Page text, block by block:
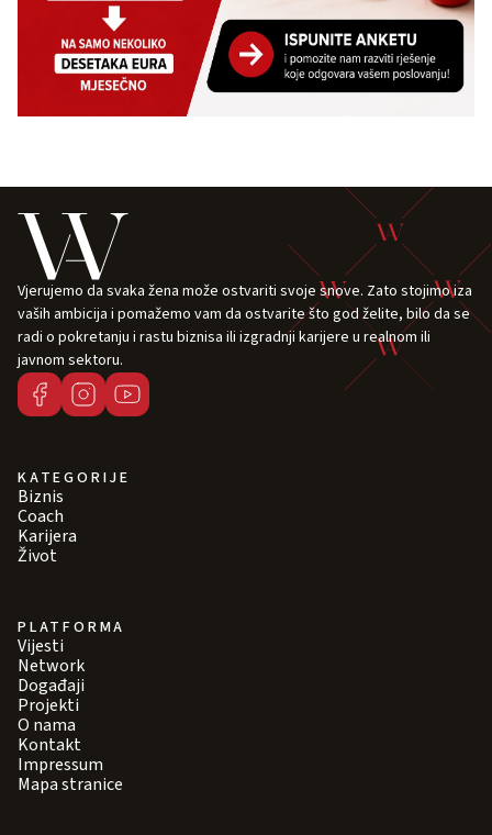
Vjerujemo da svaka žena može ostvariti svoje snove. Zato stojimo iza
vaših ambicija i pomažemo vam da ostvarite što god želite, bilo da se
radi o pokretanju i rastu biznisa ili izgradnji karijere u realnom ili
javnom sektoru.
KATEGORIJE
Biznis
Coach
Karijera
Život
PLATFORMA
Vijesti
Network
Događaji
Projekti
O nama
Kontakt
Impressum
Mapa stranice